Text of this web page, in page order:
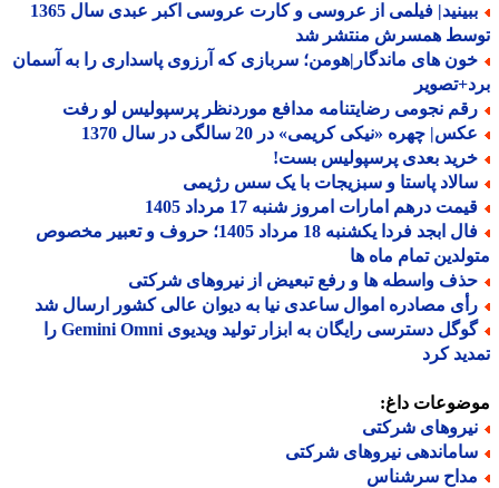
ببینید| فیلمی از عروسی و کارت عروسی اکبر عبدی سال 1365
همسرش منتشر شد
های ماندگار|هومن؛ سربازی که آرزوی پاسداری را به آسمان
نجومی رضایتنامه مدافع موردنظر پرسپولیس لو رفت
چهره «نیکی کریمی» در 20 سالگی در سال 1370
بعدی پرسپولیس بست!
پاستا و سبزیجات با یک سس رژیمی
درهم امارات امروز شنبه 17 مرداد 1405
فال ابجد فردا یکشنبه 18 مرداد 1405؛ حروف و تعبیر مخصوص
تمام ماه ها
واسطه ها و رفع تبعیض از نیروهای شرکتی
مصادره اموال ساعدی نیا به دیوان عالی کشور ارسال شد
گوگل دسترسی رایگان به ابزار تولید ویدیوی Gemini Omni را
کرد
داغ:
شرکتی
نیروهای شرکتی
سرشناس